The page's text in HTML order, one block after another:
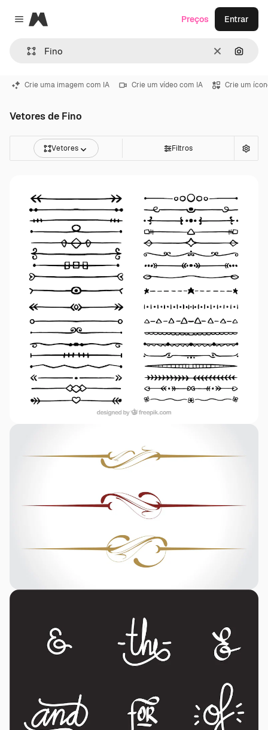
Close menu
Magnific
Limpar
Preços Entrar
Crie uma imagem com IA Crie um vídeo com IA Crie um
Vetores de Fino
Vetores Filtros